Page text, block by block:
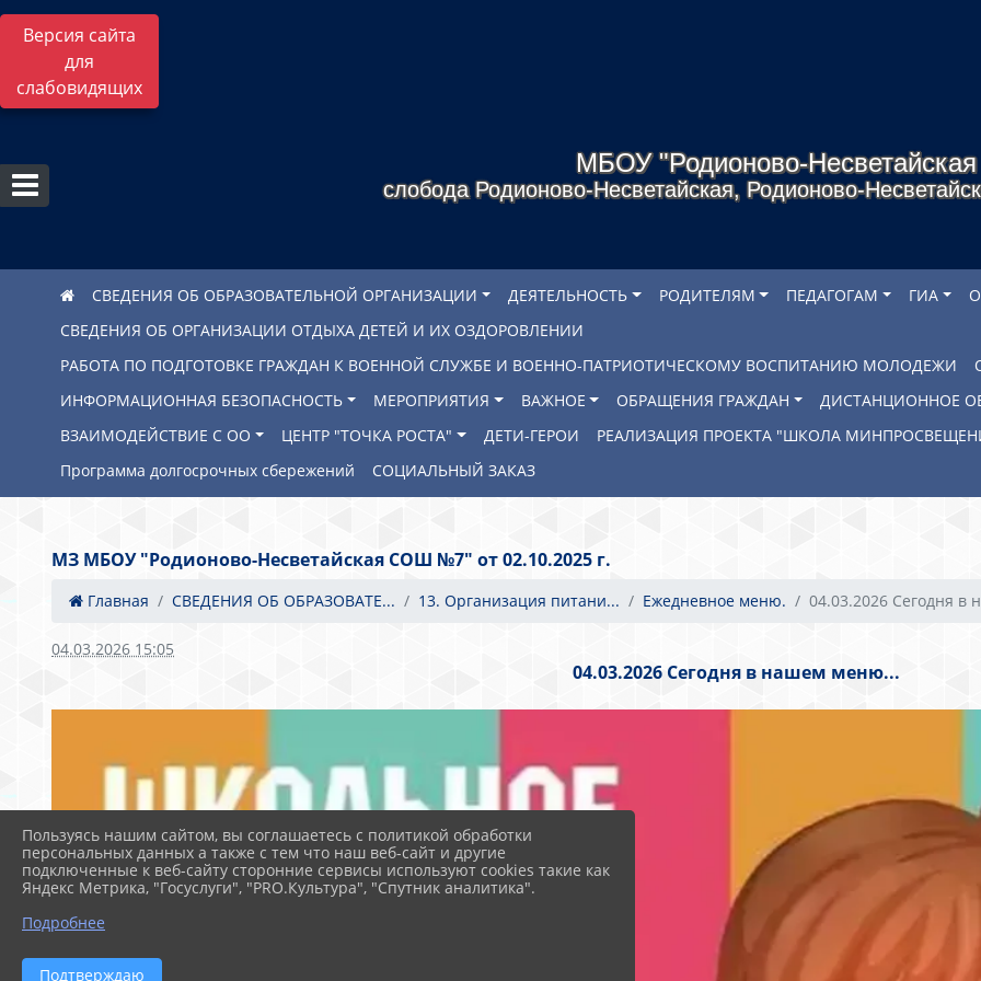
Версия сайта
для
слабовидящих
МБОУ "Родионово-
слобода Родионово-Несветайская, Родионово-
СВЕДЕНИЯ ОБ ОБРАЗОВАТЕЛЬНОЙ ОРГАНИЗАЦИИ ДЕЯТЕЛЬНОСТЬ РОДИТЕЛЯМ ПЕДАГОГАМ ГИА
СВЕДЕНИЯ ОБ ОРГАНИЗАЦИИ ОТДЫХА ДЕТЕЙ И ИХ ОЗДОРОВЛЕНИИ
РАБОТА ПО ПОДГОТОВКЕ ГРАЖДАН К ВОЕННОЙ СЛУЖБЕ И ВОЕННО-ПАТРИОТИЧЕСКОМУ ВОСПИТАНИЮ МОЛОДЕЖИ
ИНФОРМАЦИОННАЯ БЕЗОПАСНОСТЬ
МЕРОПРИЯТИЯ ВАЖНОЕ ОБРАЩЕНИЯ ГРАЖДАН
ДИСТАНЦИОННОЕ
ВЗАИМОДЕЙСТВИЕ С ОО
ЦЕНТР "ТОЧКА РОСТА" ДЕТИ-ГЕРОИ
РЕАЛИЗАЦИЯ ПРОЕКТА "ШКОЛА
Программа долгосрочных сбережений
СОЦИАЛЬНЫЙ ЗАКАЗ
МЗ МБОУ "Родионово-Несветайская СОШ №7" от 02.10.2025 г.
Главная СВЕДЕНИЯ ОБ ОБРАЗОВАТЕ... 13. Организация питани... Ежедневное меню. 04.03.2026 Сегодня в
04.03.2026 15:05
04.03.2026 Сегодня в нашем меню...
Пользуясь нашим сайтом, вы соглашаетесь с политикой обработки
персональных данных а также с тем что наш веб-сайт и другие
подключенные к веб-сайту сторонние сервисы используют cookies такие как
Яндекс Метрика, "Госуслуги", "PRO.Культура", "Спутник аналитика".
Подробнее
Подтверждаю